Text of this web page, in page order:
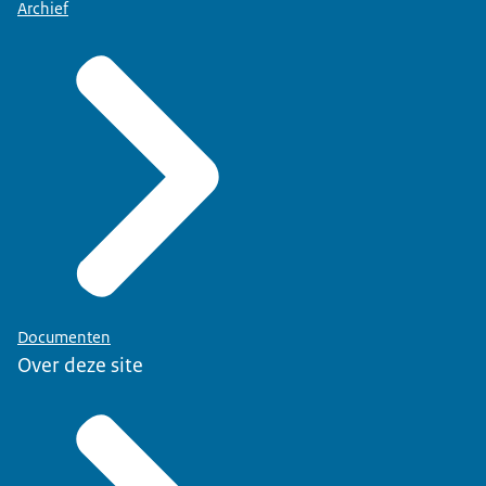
Archief
Documenten
Over deze site